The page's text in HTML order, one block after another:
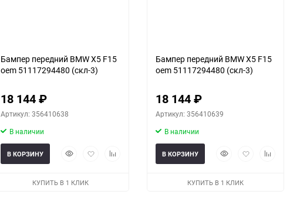
Бампер передний BMW X5 F15
oem 51117294480 (скл-3)
18 144₽
Артикул: 356410638
В наличии
БыстрыйДобавитьДобавить
В КОРЗИНУ
КУПИТЬ В 1 КЛИК
Бампер передний BMW X5 F15
oem 51117294480 (скл-3)
18 144₽
Артикул: 356410639
В наличии
БыстрыйДобавитьДобавить
В КОРЗИНУ
КУПИТЬ В 1 КЛИК